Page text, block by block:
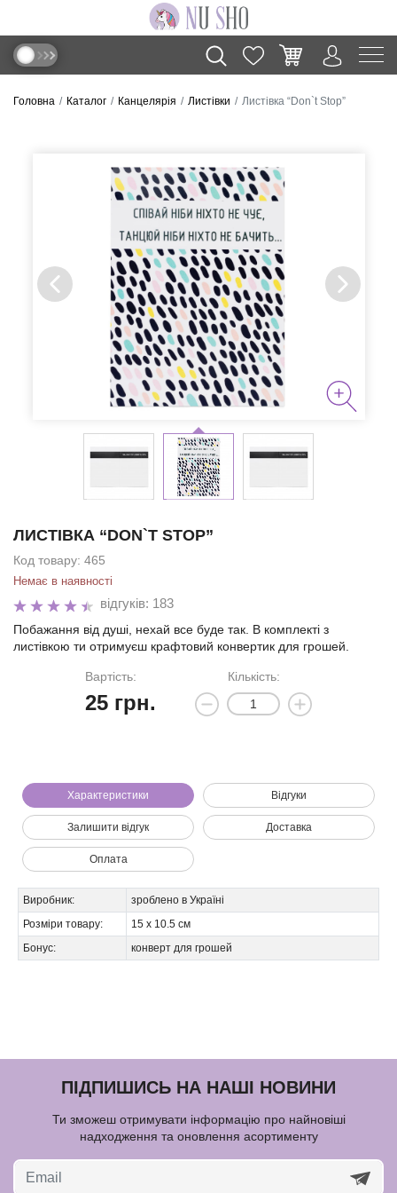
Головна Каталог Канцелярія Листівки Листівка “Don`t Stop”
ЛИСТІВКА “DON`T STOP”
Код товару: 465
Немає в наявності
відгуків: 183
Побажання від душі, нехай все буде так. В комплекті з
листівкою ти отримуєш крафтовий конвертик для грошей.
Вартість:
25 грн.
Кількість:
Характеристики Відгуки
Залишити відгук Доставка
Оплата
Виробник:
зроблено в Україні
Розміри товару:
15 х 10.5 см
Бонус:
конверт для грошей
ПІДПИШИСЬ НА НАШІ НОВИНИ
Ти зможеш отримувати інформацію про найновіші
надходження та оновлення асортименту